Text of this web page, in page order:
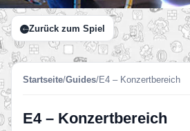
Zurück zum Spiel
Startseite/Guides/E4 – Konzertbereich
E4 – Konzertbereich